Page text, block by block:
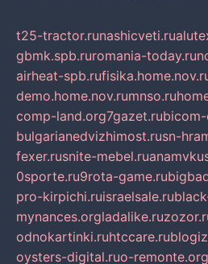
t25-tractor.runashicveti.ru
gbmk.spb.ruromania-today.ru
airheat-spb.ru
demo.home.nov.rumnso.ru
comp-land.org7gazet.ru
bulgarianedvizhimost.rusn-
fexer.rusnite-mebel.ru
0sporte.ru9rota-game.ru
pro-kirpichi.ruisraelsale.ru
mynances.orgladalike.ru
odnokartinki.ruhtccare.ru
oysters-digital.ruo-remonte.org